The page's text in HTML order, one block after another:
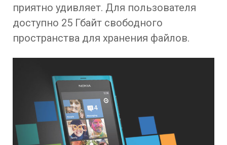
приятно удивляет. Для пользователя
доступно 25 Гбайт свободного
пространства для хранения файлов.